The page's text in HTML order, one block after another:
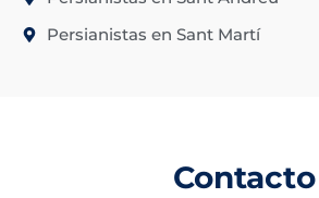
Persianistas en Sant Martí
Contacto